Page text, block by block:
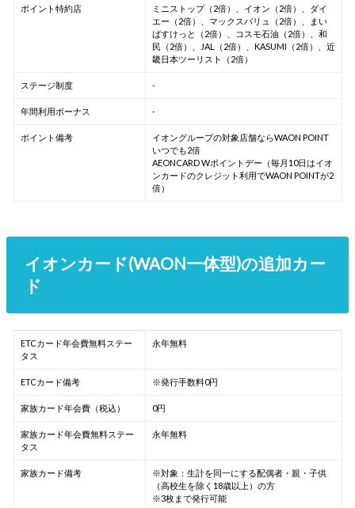
ポイント特約店
ミニストップ（2倍）、イオン（2倍）、ダイ
エー（2倍）、マックスバリュ（2倍）、まい
ばすけっと（2倍）、コスモ石油（2倍）、和
民（2倍）、JAL（2倍）、KASUMI（2倍）、近
畿日本ツーリスト（2倍）
ステージ制度 -
年間利用ボーナス -
ポイント備考
イオングループの対象店舗ならWAON POINT
いつでも2倍
AEONCARD Wポイントデー（毎月10日はイオ
ンカードのクレジット利用でWAON POINTが2
倍）
イオンカード(WAON一体型)の追加カー
ド
ETCカード年会費無料ステー
タス
永年無料
ETCカード備考 ※発行手数料0円
家族カード年会費（税込） 0円
家族カード年会費無料ステー
タス
永年無料
家族カード備考
※対象：生計を同一にする配偶者・親・子供
（高校生を除く18歳以上）の方
※3枚まで発行可能